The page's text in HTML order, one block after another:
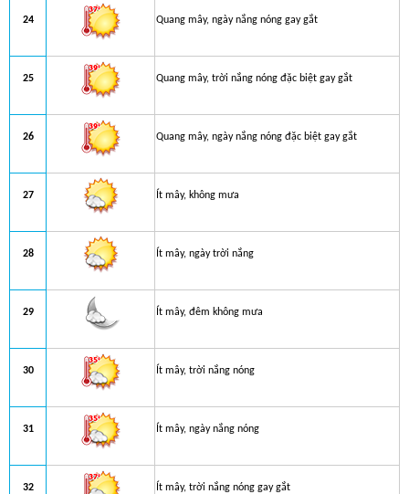
24 Quang mây, ngày nắng nóng gay gắt
25 Quang mây, trời nắng nóng đặc biệt gay gắt
26 Quang mây, ngày nắng nóng đặc biệt gay gắt
27 Ít mây, không mưa
28 Ít mây, ngày trời nắng
29 Ít mây, đêm không mưa
30 Ít mây, trời nắng nóng
31 Ít mây, ngày nắng nóng
32 Ít mây, trời nắng nóng gay gắt